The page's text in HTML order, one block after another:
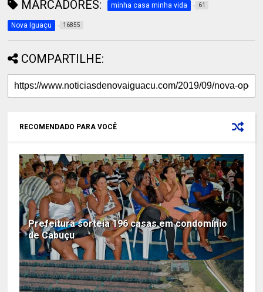
MARCADORES: minha casa minha vida 61
Nova Iguaçu 16855
COMPARTILHE:
RECOMENDADO PARA VOCÊ
Prefeitura sorteia 196 casas em condomínio
de Cabuçu